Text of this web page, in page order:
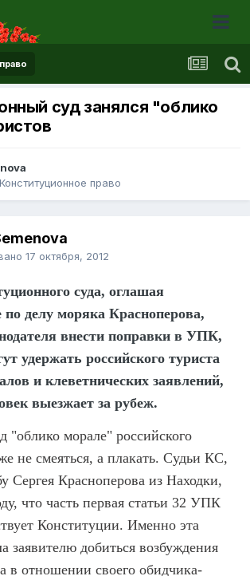
суд занялся "облико
Конституционное право
17 октября, 2012
суда, оглашая
по делу моряка Красноперова,
внести поправки в УПК,
удержать российского туриста
и клеветнических заявлений,
выезжает за рубеж.
"облико морале" российского
не смеяться, а плакать. Судьи КС,
Сергея Красноперова из Находки,
что часть первая статьи 32 УПК
Конституции. Именно эта
заявителю добиться возбуждения
в отношении своего обидчика-